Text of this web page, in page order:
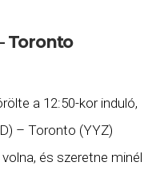
Toronto
a 12:50-kor induló,
– Toronto (YYZ)
és szeretne minél